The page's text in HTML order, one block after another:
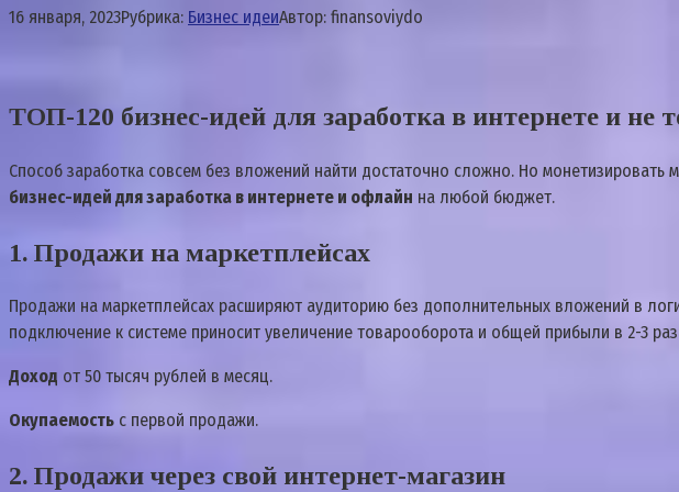
16 января, 2023Рубрика: Бизнес идеиАвтор: finansoviydo
ТОП-120 бизнес-идей для заработка в интернете и не
Способ заработка совсем без вложений найти достаточно сложно. Но
бизнес-идей для заработка в интернете и офлайн на любой бюджет.
1. Продажи на маркетплейсах
Продажи на маркетплейсах расширяют аудиторию без дополнительных вложений в
подключение к системе приносит увеличение товарооборота и общей прибыли в 2-3
Доход от 50 тысяч рублей в месяц.
Окупаемость с первой продажи.
2. Продажи через свой интернет-магазин